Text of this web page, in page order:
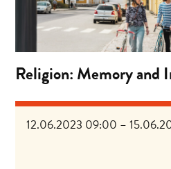
Religion: Memory and
12.06.2023 09:00 –